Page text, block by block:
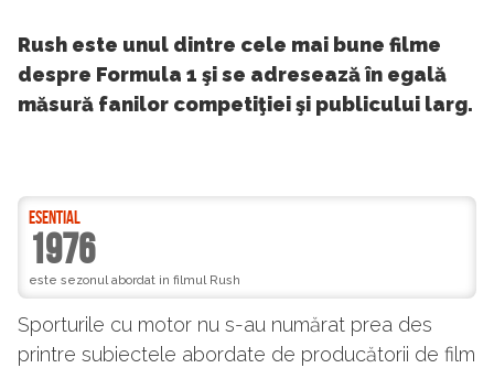
Rush este unul dintre cele mai bune filme
despre Formula 1 şi se adresează în egală
măsură fanilor competiţiei şi publicului larg.
ESENTIAL
1976
este sezonul abordat in filmul Rush
Sporturile cu motor nu s-au numărat prea des
printre subiectele abordate de producătorii de film